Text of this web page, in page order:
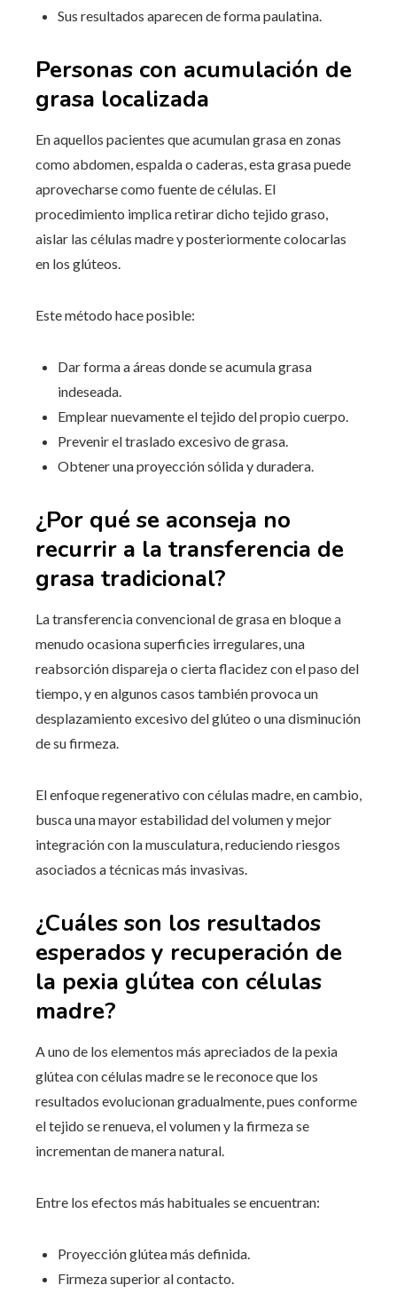
Sus resultados aparecen de forma paulatina.
Personas con acumulación de
grasa localizada
En aquellos pacientes que acumulan grasa en zonas
como abdomen, espalda o caderas, esta grasa puede
aprovecharse como fuente de células. El
procedimiento implica retirar dicho tejido graso,
aislar las células madre y posteriormente colocarlas
en los glúteos.
Este método hace posible:
Dar forma a áreas donde se acumula grasa
indeseada.
Emplear nuevamente el tejido del propio cuerpo.
Prevenir el traslado excesivo de grasa.
Obtener una proyección sólida y duradera.
¿Por qué se aconseja no
recurrir a la transferencia de
grasa tradicional?
La transferencia convencional de grasa en bloque a
menudo ocasiona superficies irregulares, una
reabsorción dispareja o cierta flacidez con el paso del
tiempo, y en algunos casos también provoca un
desplazamiento excesivo del glúteo o una disminución
de su firmeza.
El enfoque regenerativo con células madre, en cambio,
busca una mayor estabilidad del volumen y mejor
integración con la musculatura, reduciendo riesgos
asociados a técnicas más invasivas.
¿Cuáles son los resultados
esperados y recuperación de
la pexia glútea con células
madre?
A uno de los elementos más apreciados de la pexia
glútea con células madre se le reconoce que los
resultados evolucionan gradualmente, pues conforme
el tejido se renueva, el volumen y la firmeza se
incrementan de manera natural.
Entre los efectos más habituales se encuentran:
Proyección glútea más definida.
Firmeza superior al contacto.